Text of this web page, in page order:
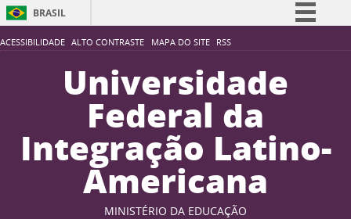
ACESSIBILIDADE ALTO CONTRASTE MAPA DO SITE RSS
BRASIL
Simplifique!
Participe
Acesso à informação
Legislação
Canais
Universidade
Federal da
Integração Latino-
Americana
MINISTÉRIO DA EDUCAÇÃO